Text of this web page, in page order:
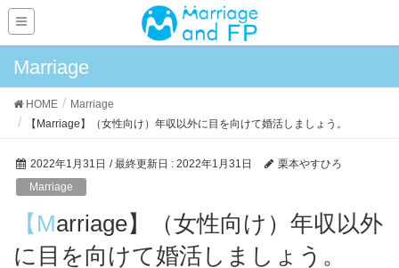
Marriage
HOME
Marriage
【Marriage】（女性向け）年収以外に目を向けて婚活しましょう。
2022年1月31日 / 最終更新日 : 2022年1月31日
栗本やすひろ
Marriage
【Marriage】（女性向け）年収以外
に目を向けて婚活しましょう。